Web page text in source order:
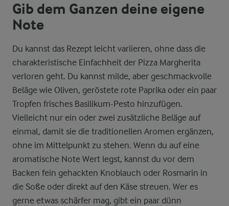
Gib dem Ganzen deine eigene
Note
Du kannst das Rezept leicht variieren, ohne dass die
charakteristische Einfachheit der Pizza Margherita
verloren geht. Du kannst milde, aber geschmackvolle
Beläge wie Oliven, geröstete rote Paprika oder ein paar
Tropfen frisches Basilikum-Pesto hinzufügen.
Vielleicht nur ein oder zwei zusätzliche Beläge auf
einmal, damit sie die traditionellen Aromen ergänzen,
ohne im Mittelpunkt zu stehen. Wenn du auf eine
aromatische Note Wert legst, kannst du vor dem
Backen fein gehackten Knoblauch oder Rosmarin in
die Soße oder direkt auf den Käse streuen. Wer es
gerne etwas schärfer mag, gibt ein paar dünn